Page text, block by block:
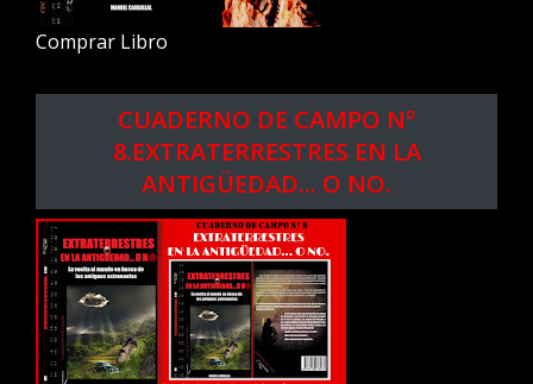
Comprar Libro
CUADERNO DE CAMPO Nº
8.EXTRATERRESTRES EN LA
ANTIGÜEDAD... O NO.